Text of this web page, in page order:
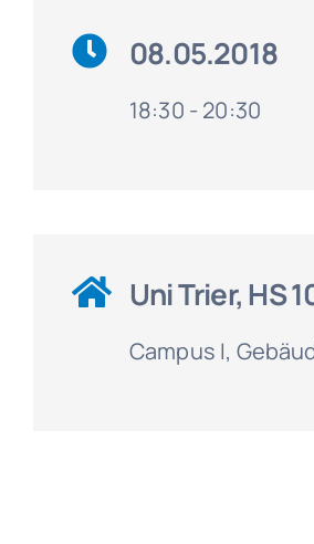
08.05.2018
18:30 - 20:30
Uni Trier, HS
Campus I,